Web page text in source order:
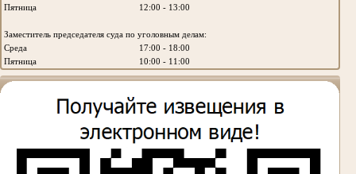
Пятница
12:00 - 13:00
Заместитель председателя суда по уголовным делам:
Среда
17:00 - 18:00
Пятница
10:00 - 11:00